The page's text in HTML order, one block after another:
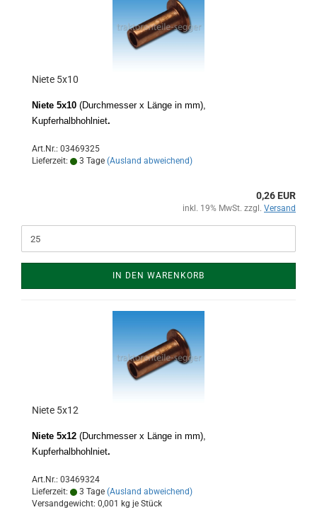
Niete 5x10
Niete 5x10 (Durchmesser x Länge in mm),
Kupferhalbhohlniet.
Art.Nr.: 03469325
Lieferzeit:
3 Tage (Ausland abweichend)
0,26 EUR
inkl. 19% MwSt. zzgl. Versand
IN DEN WARENKORB
Niete 5x12
Niete 5x12 (Durchmesser x Länge in mm),
Kupferhalbhohlniet.
Art.Nr.: 03469324
Lieferzeit:
3 Tage (Ausland abweichend)
Versandgewicht: 0,001 kg je Stück